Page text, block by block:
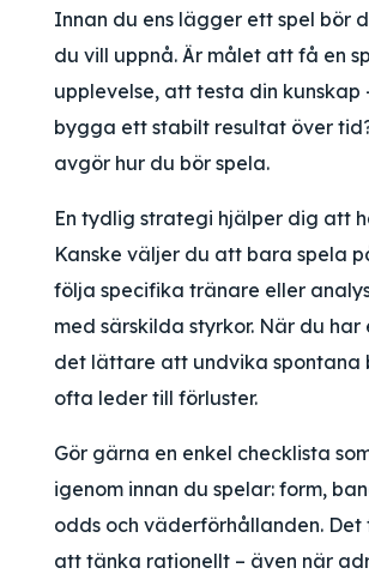
Innan du ens lägger ett spel bör
du vill uppnå. Är målet att få en
upplevelse, att testa din kunskap
bygga ett stabilt resultat över
avgör hur du bör spela.
En tydlig strategi hjälper dig att
Kanske väljer du att bara spela
följa specifika tränare eller
med särskilda styrkor. När du har
det lättare att undvika spontana
ofta leder till förluster.
Gör gärna en enkel checklista
igenom innan du spelar: form,
odds och väderförhållanden.
att tänka rationellt – även när